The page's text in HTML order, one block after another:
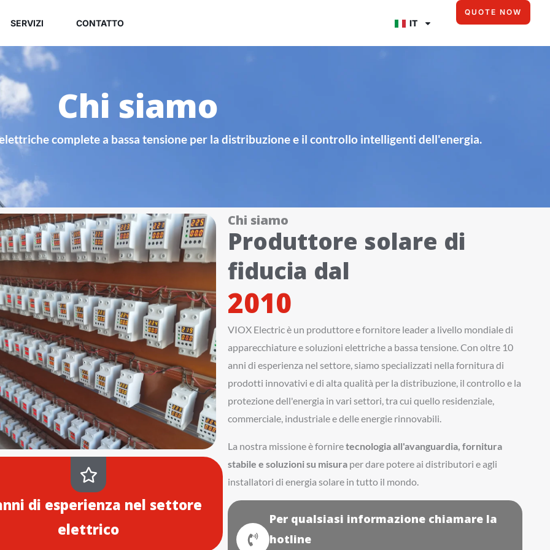
SERVIZI CONTATTO IT
QUOTE NOW
Chi siamo
complete a bassa tensione per la distribuzione e il controllo intelligenti dell'energia.
di esperienza nel settore
elettrico
Chi siamo
Produttore solare di
fiducia dal
2010
VIOX Electric è un produttore e fornitore leader a livello mondiale di
apparecchiature e soluzioni elettriche a bassa tensione. Con oltre 10
anni di esperienza nel settore, siamo specializzati nella fornitura di
prodotti innovativi e di alta qualità per la distribuzione, il controllo e la
protezione dell'energia in vari settori, tra cui quello residenziale,
commerciale, industriale e delle energie rinnovabili.
La nostra missione è forniretecnologia all'avanguardia, fornitura
stabile e soluzioni su misura per dare potere ai distributori e agli
installatori di energia solare in tutto il mondo.
Per qualsiasi informazione chiamare la
hotline